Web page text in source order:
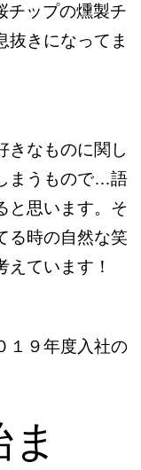
チップの燻製チ
抜きになってま
きなものに関し
まうもので…語
と思います。そ
る時の自然な笑
ています！
１９年度入社の